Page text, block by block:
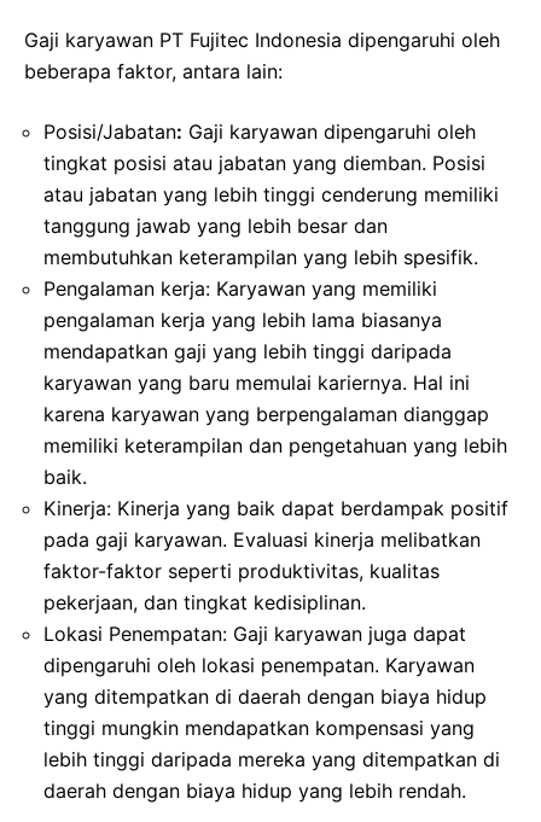
Gaji karyawan PT Fujitec Indonesia dipengaruhi oleh
beberapa faktor, antara lain:
Posisi/Jabatan: Gaji karyawan dipengaruhi oleh
tingkat posisi atau jabatan yang diemban. Posisi
atau jabatan yang lebih tinggi cenderung memiliki
tanggung jawab yang lebih besar dan
membutuhkan keterampilan yang lebih spesifik.
Pengalaman kerja: Karyawan yang memiliki
pengalaman kerja yang lebih lama biasanya
mendapatkan gaji yang lebih tinggi daripada
karyawan yang baru memulai kariernya. Hal ini
karena karyawan yang berpengalaman dianggap
memiliki keterampilan dan pengetahuan yang lebih
baik.
Kinerja: Kinerja yang baik dapat berdampak positif
pada gaji karyawan. Evaluasi kinerja melibatkan
faktor-faktor seperti produktivitas, kualitas
pekerjaan, dan tingkat kedisiplinan.
Lokasi Penempatan: Gaji karyawan juga dapat
dipengaruhi oleh lokasi penempatan. Karyawan
yang ditempatkan di daerah dengan biaya hidup
tinggi mungkin mendapatkan kompensasi yang
lebih tinggi daripada mereka yang ditempatkan di
daerah dengan biaya hidup yang lebih rendah.